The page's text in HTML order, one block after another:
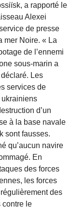
a rapporté le
Alexei
de presse
mer Noire. « La
de l’ennemi
sous-marin a
Les
services de
d’un
à la base navale
sont fausses.
qu’aucun navire
En
des forces
les forces
des
contre le